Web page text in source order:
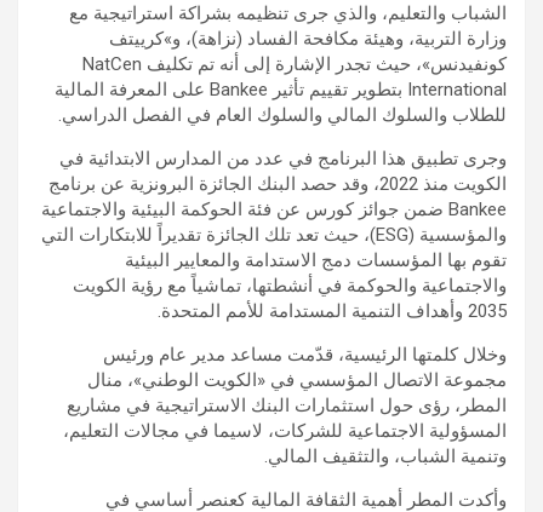
الشباب والتعليم، والذي جرى تنظيمه بشراكة استراتيجية مع
وزارة التربية، وهيئة مكافحة الفساد (نزاهة)، و»كرييتف
كونفيدنس»، حيث تجدر الإشارة إلى أنه تم تكليف NatCen
International بتطوير تقييم تأثير Bankee على المعرفة المالية
للطلاب والسلوك المالي والسلوك العام في الفصل الدراسي.
وجرى تطبيق هذا البرنامج في عدد من المدارس الابتدائية في
الكويت منذ 2022، وقد حصد البنك الجائزة البرونزية عن برنامج
Bankee ضمن جوائز كورس عن فئة الحوكمة البيئية والاجتماعية
والمؤسسية (ESG)، حيث تعد تلك الجائزة تقديراً للابتكارات التي
تقوم بها المؤسسات دمج الاستدامة والمعايير البيئية
والاجتماعية والحوكمة في أنشطتها، تماشياً مع رؤية الكويت
2035 وأهداف التنمية المستدامة للأمم المتحدة.
وخلال كلمتها الرئيسية، قدّمت مساعد مدير عام ورئيس
مجموعة الاتصال المؤسسي في «الكويت الوطني»، منال
المطر، رؤى حول استثمارات البنك الاستراتيجية في مشاريع
المسؤولية الاجتماعية للشركات، لاسيما في مجالات التعليم،
وتنمية الشباب، والتثقيف المالي.
وأكدت المطر أهمية الثقافة المالية كعنصر أساسي في